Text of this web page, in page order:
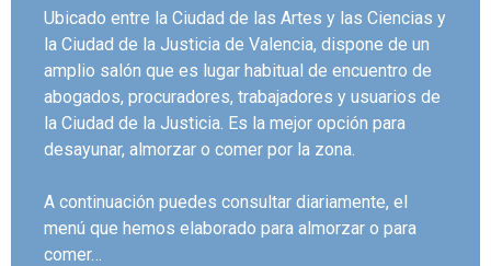
Ubicado entre la Ciudad de las Artes y las Ciencias y
la Ciudad de la Justicia de Valencia, dispone de un
amplio salón que es lugar habitual de encuentro de
abogados, procuradores, trabajadores y usuarios de
la Ciudad de la Justicia. Es la mejor opción para
desayunar, almorzar o comer por la zona.
A continuación puedes consultar diariamente, el
menú que hemos elaborado para almorzar o para
comer…